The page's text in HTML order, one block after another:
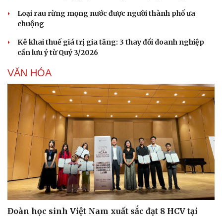
Loại rau rừng mọng nước được người thành phố ưa
chuộng
Kê khai thuế giá trị gia tăng: 3 thay đổi doanh nghiệp
cần lưu ý từ Quý 3/2026
VĂN HÓA
Đoàn học sinh Việt Nam xuất sắc đạt 8 HCV tại